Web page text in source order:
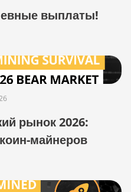
выплаты!
рынок 2026:
майнеров